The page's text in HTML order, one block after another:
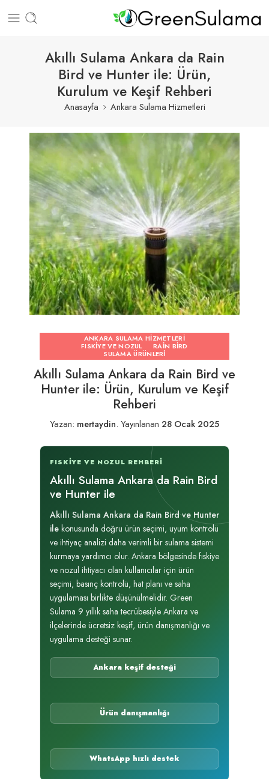
Akıllı Sulama Ankara da Rain
Bird ve Hunter ile: Ürün,
Kurulum ve Keşif Rehberi
Anasayfa Ankara Sulama Hizmetleri
ANKARA SULAMA HIZMETLERI
FISKIYE VE NOZUL
RAIN BIRD
SULAMA ÜRÜNLERI
Akıllı Sulama Ankara da Rain Bird ve
Hunter ile: Ürün, Kurulum ve Keşif
Rehberi
Yazan: mertaydin. Yayınlanan 28 Ocak 2025
FISKIYE VE NOZUL REHBERI
Akıllı Sulama Ankara da Rain Bird
ve Hunter ile
Akıllı Sulama Ankara da Rain Bird ve Hunter
ile konusunda doğru ürün seçimi, uyum kontrolü
ve ihtiyaç analizi daha verimli bir sulama sistemi
kurmaya yardımcı olur. Ankara bölgesinde fıskiye
ve nozul ihtiyacı olan kullanıcılar için ürün
seçimi, basınç kontrolü, hat planı ve saha
uygulaması birlikte düşünülmelidir. Green
Sulama 9 yıllık saha tecrübesiyle Ankara ve
ilçelerinde ücretsiz keşif, ürün danışmanlığı ve
uygulama desteği sunar.
Ankara keşif desteği
Ürün danışmanlığı
WhatsApp hızlı destek